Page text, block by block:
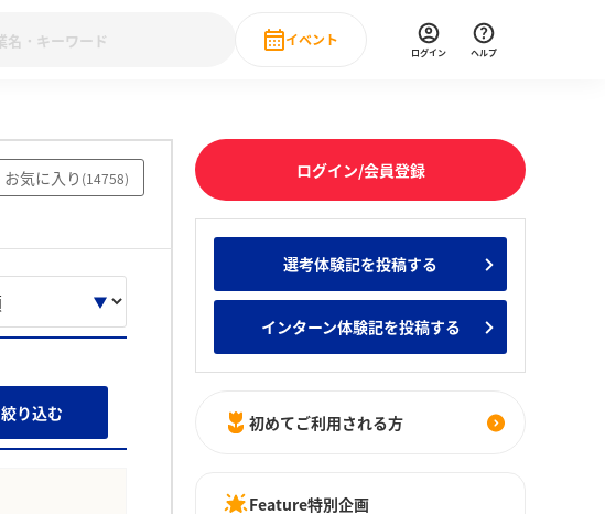
みんなの新卒就職人気企業ランキング みんなのインターン人気企業ランキ
28卒 IT・DX現場社員インタビュー
イベント
直近のイベント一覧
ログイン ヘルプ
お気に入り (14758)
絞り込む
ログイン/会員登録
選考体験記を投稿する
インターン体験記を投稿する
初めてご利用される方
Feature特別企画